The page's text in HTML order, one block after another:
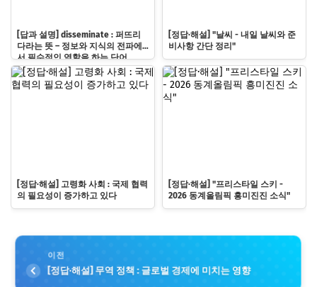
[답과 설명] disseminate : 퍼뜨리
다라는 뜻 – 정보와 지식의 전파에
서 필수적인 역할을 하는 단어
[정답·해설] "날씨 - 내일 날씨와 준
비사항 간단 정리"
[정답·해설] 고령화 사회 : 국제 협력
의 필요성이 증가하고 있다
[정답·해설] "프리스타일 스키 -
2026 동계올림픽 흥미진진 소식"
이전
[정답·해설] 무역 정책 : 글로벌 경제에 미치는 영향